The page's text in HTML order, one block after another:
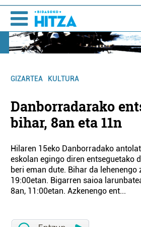
GIZARTEA KULTURA
Danborradarako
bihar, 8an eta 11n
Hilaren 15eko Danborradako
eskolan egingo diren entseguetako
beri eman dute. Bihar da lehenengo
19:00etan. Bigarren saioa
8an, 11:00etan. Azkenengo ent...